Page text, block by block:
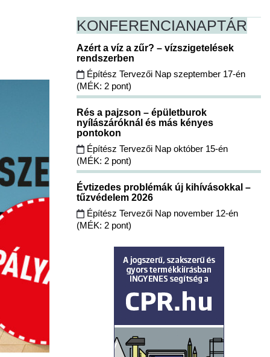
KONFERENCIANAPTÁR
Azért a víz a zűr? – vízszigetelések
rendszerben
Építész Tervezői Nap szeptember 17-én
(MÉK: 2 pont)
Rés a pajzson – épületburok
nyílászáróknál és más kényes
pontokon
Építész Tervezői Nap október 15-én
(MÉK: 2 pont)
Évtizedes problémák új kihívásokkal –
tűzvédelem 2026
Építész Tervezői Nap november 12-én
(MÉK: 2 pont)